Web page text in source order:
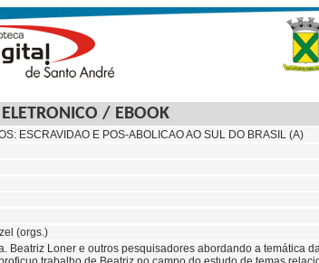
/ EBOOK
ESCRAVIDAO E POS-ABOLICAO AO SUL DO BRASIL (A)
(orgs.)
Beatriz Loner e outros pesquisadores abordando a temática